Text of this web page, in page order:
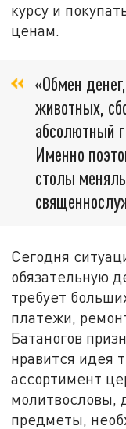
курсу и
ценам.
«Обмен
животных,
абсолютный
Именно
столы
Сегодня
обязательную
требует
платежи,
Батаногов
нравится идея
ассортимент
молитвословы,
предметы,